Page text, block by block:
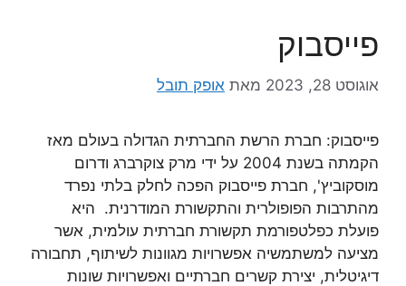
פייסבוק
אוגוסט 28, 2023 מאת אופק תובל
פייסבוק: חברת הרשת החברתית הגדולה בעולם מאז
הקמתה בשנת 2004 על ידי מרק צוקרברג ודרום
מוסקוביץ', חברת פייסבוק הפכה לחלק בלתי נפרד
מהתרבות הפופולרית והתקשורת המודרנית. היא
פועלת כפלטפורמת תקשורת חברתית עולמית, אשר
מציעה למשתמשיה אפשרויות מגוונות לשיתוף, תחבורה
דיגיטלית, יצירת קשרים חברתיים ואפשרויות שונות